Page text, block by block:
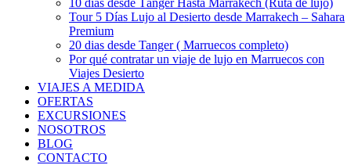
10 dias desde Tánger Hasta Marrakech (Ruta de lujo)
Tour 5 Días Lujo al Desierto desde Marrakech – Sahara
Premium
20 dias desde Tanger ( Marruecos completo)
Por qué contratar un viaje de lujo en Marruecos con
Viajes Desierto
VIAJES A MEDIDA
OFERTAS
EXCURSIONES
NOSOTROS
BLOG
CONTACTO